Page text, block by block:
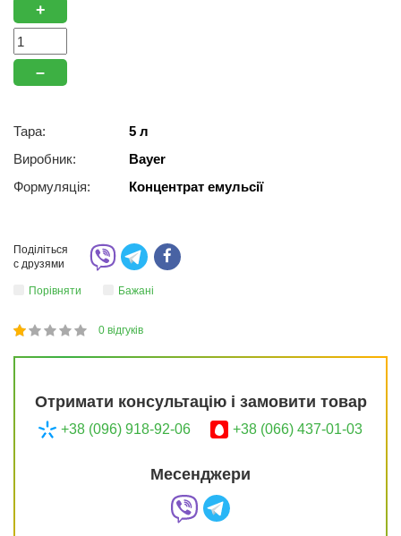
+
–
Тара:
5 л
Виробник:
Bayer
Формуляція:
Концентрат емульсії
Поділіться
с друзями
Порівняти Бажані
20
1
2
3
4
5 0 відгуків
Отримати консультацію і замовити товар
+38 (096) 918-92-06 +38 (066) 437-01-03
Месенджери